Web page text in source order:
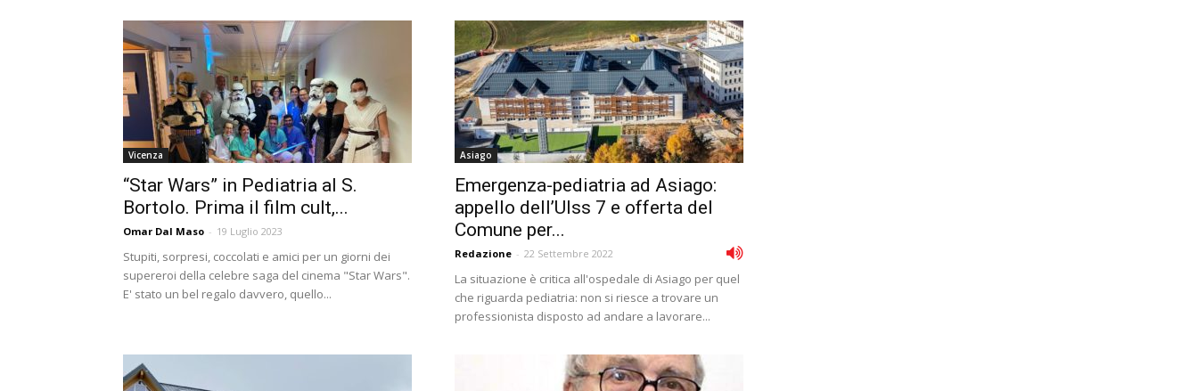
Vicenza
“Star Wars” in Pediatria al S.
Bortolo. Prima il film cult,...
Omar Dal Maso - 19 Luglio 2023
Stupiti, sorpresi, coccolati e amici per un giorni dei
supereroi della celebre saga del cinema "Star Wars".
E' stato un bel regalo davvero, quello...
Asiago
Emergenza-pediatria ad Asiago:
appello dell’Ulss 7 e offerta del
Comune per...
Redazione - 22 Settembre 2022
La situazione è critica all'ospedale di Asiago per quel
che riguarda pediatria: non si riesce a trovare un
professionista disposto ad andare a lavorare...